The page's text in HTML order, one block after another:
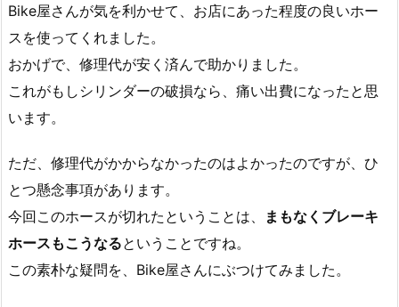
Bike屋さんが気を利かせて、お店にあった程度の良いホー
スを使ってくれました。
おかげで、修理代が安く済んで助かりました。
これがもしシリンダーの破損なら、痛い出費になったと思
います。
ただ、修理代がかからなかったのはよかったのですが、ひ
とつ懸念事項があります。
今回このホースが切れたということは、
まもなくブレーキ
ホースもこうなるということですね。
この素朴な疑問を、Bike屋さんにぶつけてみました。